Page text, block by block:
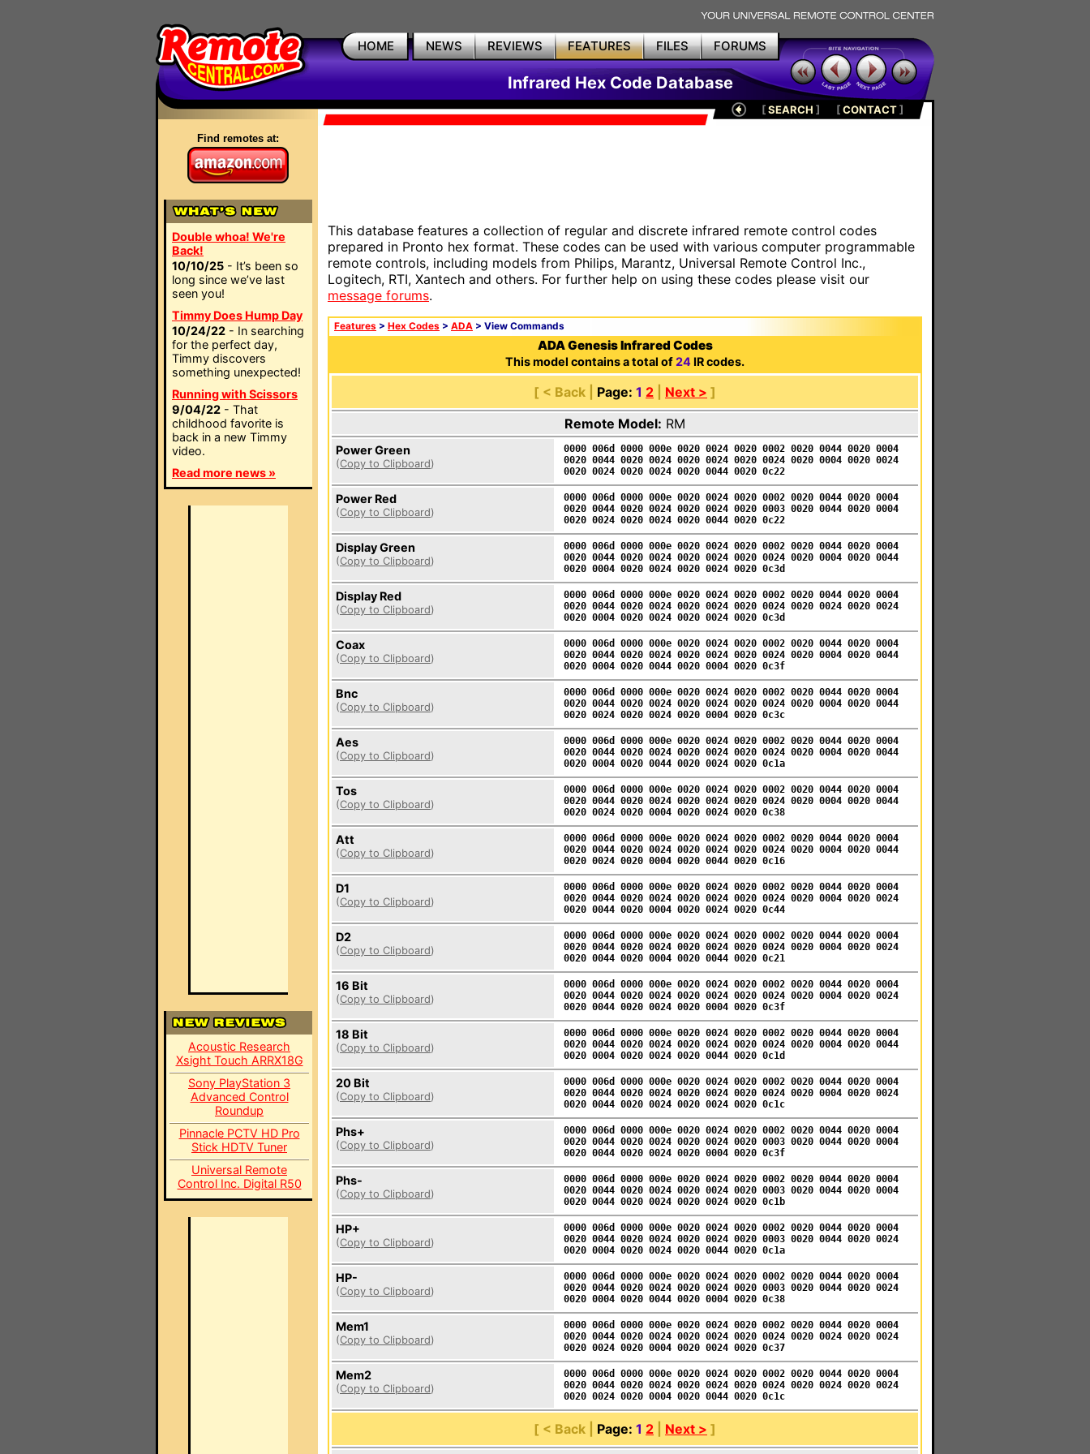
HOME NEWS REVIEWS FEATURES FILES FORUMS
Infrared Hex Code Database
Find remotes at:
Double whoa! We're
Back!
10/10/25 - It’s been so
long since we’ve last
seen you!
Timmy Does Hump Day
10/24/22 - In searching
for the perfect day,
Timmy discovers
something unexpected!
Running with Scissors
9/04/22 - That
childhood favorite is
back in a new Timmy
video.
Read more news »
Acoustic Research
Xsight Touch ARRX18G
Sony PlayStation 3
Advanced Control
Roundup
Pinnacle PCTV HD Pro
Stick HDTV Tuner
Universal Remote
Control Inc. Digital R50
[SEARCH ] [CONTACT]
This database features a collection of regular and discrete infrared remote control codes
prepared in Pronto hex format. These codes can be used with various computer programmable
remote controls, including models from Philips, Marantz, Universal Remote Control Inc.,
Logitech, RTI, Xantech and others. For further help on using these codes please visit our
message forums.
Features > Hex Codes > ADA > View Commands
ADA Genesis Infrared Codes
This model contains a total of24 IR codes.
[ < Back | Page: 1 2 Next > ]
Remote Model: RM
Power Green
(Copy to Clipboard)
0000 006d 0000 000e 0020 0024 0020 0002 0020 0044 0020 0004
0020 0044 0020 0024 0020 0024 0020 0024 0020 0004 0020 0024
0020 0024 0020 0024 0020 0044 0020 0c22
Power Red
(Copy to Clipboard)
0000 006d 0000 000e 0020 0024 0020 0002 0020 0044 0020 0004
0020 0044 0020 0024 0020 0024 0020 0003 0020 0044 0020 0004
0020 0024 0020 0024 0020 0044 0020 0c22
Display Green
(Copy to Clipboard)
0000 006d 0000 000e 0020 0024 0020 0002 0020 0044 0020 0004
0020 0044 0020 0024 0020 0024 0020 0024 0020 0004 0020 0044
0020 0004 0020 0024 0020 0024 0020 0c3d
Display Red
(Copy to Clipboard)
0000 006d 0000 000e 0020 0024 0020 0002 0020 0044 0020 0004
0020 0044 0020 0024 0020 0024 0020 0024 0020 0024 0020 0024
0020 0004 0020 0024 0020 0024 0020 0c3d
Coax
(Copy to Clipboard)
0000 006d 0000 000e 0020 0024 0020 0002 0020 0044 0020 0004
0020 0044 0020 0024 0020 0024 0020 0024 0020 0004 0020 0044
0020 0004 0020 0044 0020 0004 0020 0c3f
Bnc
(Copy to Clipboard)
0000 006d 0000 000e 0020 0024 0020 0002 0020 0044 0020 0004
0020 0044 0020 0024 0020 0024 0020 0024 0020 0004 0020 0044
0020 0024 0020 0024 0020 0004 0020 0c3c
Aes
(Copy to Clipboard)
0000 006d 0000 000e 0020 0024 0020 0002 0020 0044 0020 0004
0020 0044 0020 0024 0020 0024 0020 0024 0020 0004 0020 0044
0020 0004 0020 0044 0020 0024 0020 0c1a
Tos
(Copy to Clipboard)
0000 006d 0000 000e 0020 0024 0020 0002 0020 0044 0020 0004
0020 0044 0020 0024 0020 0024 0020 0024 0020 0004 0020 0044
0020 0024 0020 0004 0020 0024 0020 0c38
Att
(Copy to Clipboard)
0000 006d 0000 000e 0020 0024 0020 0002 0020 0044 0020 0004
0020 0044 0020 0024 0020 0024 0020 0024 0020 0004 0020 0044
0020 0024 0020 0004 0020 0044 0020 0c16
D1
(Copy to Clipboard)
0000 006d 0000 000e 0020 0024 0020 0002 0020 0044 0020 0004
0020 0044 0020 0024 0020 0024 0020 0024 0020 0004 0020 0024
0020 0044 0020 0004 0020 0024 0020 0c44
D2
(Copy to Clipboard)
0000 006d 0000 000e 0020 0024 0020 0002 0020 0044 0020 0004
0020 0044 0020 0024 0020 0024 0020 0024 0020 0004 0020 0024
0020 0044 0020 0004 0020 0044 0020 0c21
16 Bit
(Copy to Clipboard)
0000 006d 0000 000e 0020 0024 0020 0002 0020 0044 0020 0004
0020 0044 0020 0024 0020 0024 0020 0024 0020 0004 0020 0024
0020 0044 0020 0024 0020 0004 0020 0c3f
18 Bit
(Copy to Clipboard)
0000 006d 0000 000e 0020 0024 0020 0002 0020 0044 0020 0004
0020 0044 0020 0024 0020 0024 0020 0024 0020 0004 0020 0044
0020 0004 0020 0024 0020 0044 0020 0c1d
20 Bit
(Copy to Clipboard)
0000 006d 0000 000e 0020 0024 0020 0002 0020 0044 0020 0004
0020 0044 0020 0024 0020 0024 0020 0024 0020 0004 0020 0024
0020 0044 0020 0024 0020 0024 0020 0c1c
Phs+
(Copy to Clipboard)
0000 006d 0000 000e 0020 0024 0020 0002 0020 0044 0020 0004
0020 0044 0020 0024 0020 0024 0020 0003 0020 0044 0020 0004
0020 0044 0020 0024 0020 0004 0020 0c3f
Phs-
(Copy to Clipboard)
0000 006d 0000 000e 0020 0024 0020 0002 0020 0044 0020 0004
0020 0044 0020 0024 0020 0024 0020 0003 0020 0044 0020 0004
0020 0044 0020 0024 0020 0024 0020 0c1b
HP+
(Copy to Clipboard)
0000 006d 0000 000e 0020 0024 0020 0002 0020 0044 0020 0004
0020 0044 0020 0024 0020 0024 0020 0003 0020 0044 0020 0024
0020 0004 0020 0024 0020 0044 0020 0c1a
HP-
(Copy to Clipboard)
0000 006d 0000 000e 0020 0024 0020 0002 0020 0044 0020 0004
0020 0044 0020 0024 0020 0024 0020 0003 0020 0044 0020 0024
0020 0004 0020 0044 0020 0004 0020 0c38
Mem1
(Copy to Clipboard)
0000 006d 0000 000e 0020 0024 0020 0002 0020 0044 0020 0004
0020 0044 0020 0024 0020 0024 0020 0024 0020 0024 0020 0024
0020 0024 0020 0004 0020 0024 0020 0c37
Mem2
(Copy to Clipboard)
0000 006d 0000 000e 0020 0024 0020 0002 0020 0044 0020 0004
0020 0044 0020 0024 0020 0024 0020 0024 0020 0024 0020 0024
0020 0024 0020 0004 0020 0044 0020 0c1c
[ < Back | Page: 1 2 Next > ]